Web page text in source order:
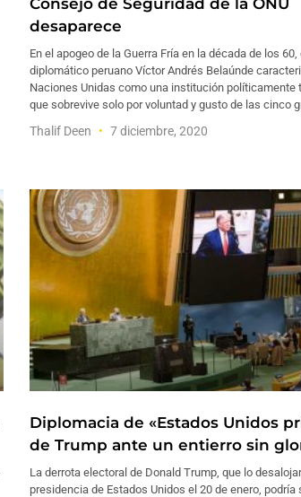
Consejo de Seguridad de la ONU
desaparece
En el apogeo de la Guerra Fría en la década de los 60,
diplomático peruano Víctor Andrés Belaúnde
Naciones Unidas como una institución políticamente
que sobrevive solo por voluntad y gusto de las cinco
Thalif Deen 7 diciembre, 2020
Diplomacia de «Estados Unidos
de Trump ante un entierro sin
La derrota electoral de Donald Trump, que lo
presidencia de Estados Unidos el 20 de enero, podría